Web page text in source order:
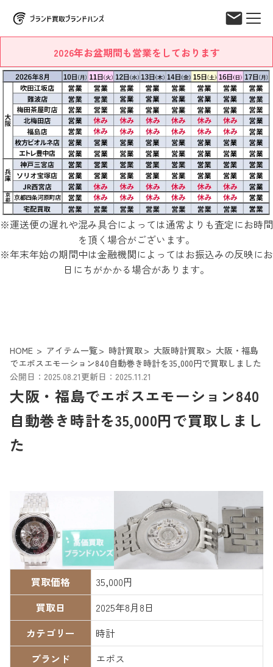
2026年お盆期間も営業をしております
※運送便の遅れや混み具合によっては通常よりも査定にお時間
を頂く場合がございます。
※年末年始の期間中は金融機関によってはお振込みの反映にお
日にちがかかる場合があります。
HOME アイテム一覧 時計買取 大阪時計買取
大阪・福島
でエポスエモーション840自動巻き時計を35,000円で買取しました
公開日：2025.08.21更新日：2025.11.21
大阪・福島でエポスエモーション840
自動巻き時計を35,000円で買取しまし
た
買取価格
35,000円
買取日
2025年8月8日
カテゴリー
時計
ブランド
エポス